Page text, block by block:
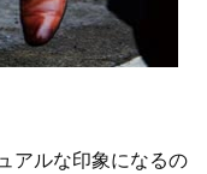
アルな印象になるの